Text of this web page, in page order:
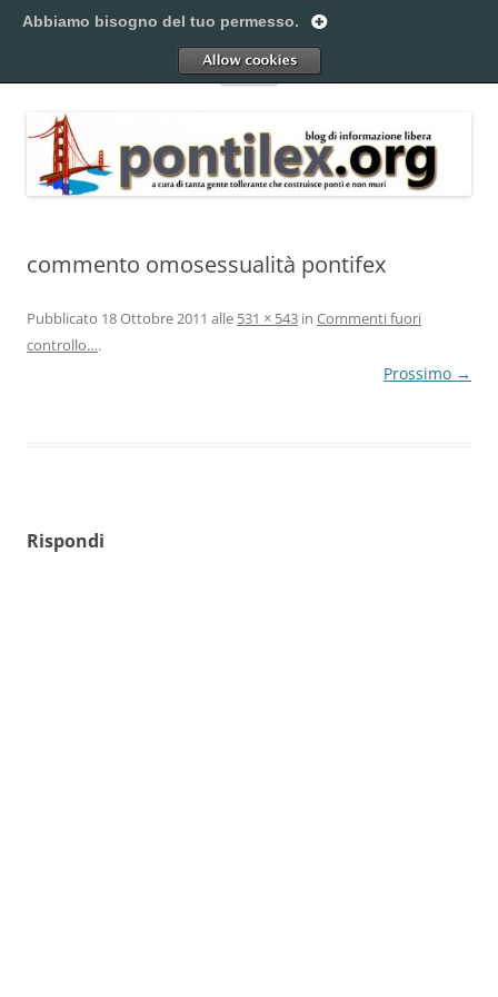
al
Pontilex
Menu
commento omosessualità pontifex
Pubblicato 18 Ottobre 2011 alle 531 × 543 in Commenti fuori
controllo….
Prossimo →
Rispondi
Abbiamo bisogno del tuo permesso.